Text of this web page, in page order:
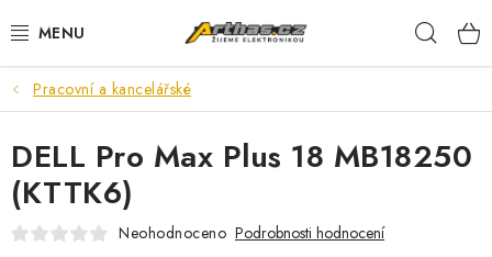
na
TELEFONY, TABLETY
POČÍTAČE, NOTEBOOKY
PRO HRÁČE
Pracovní a kancelářské
DELL Pro Max Plus 18 MB18250
(KTTK6)
Neohodnoceno Podrobnosti hodnocení